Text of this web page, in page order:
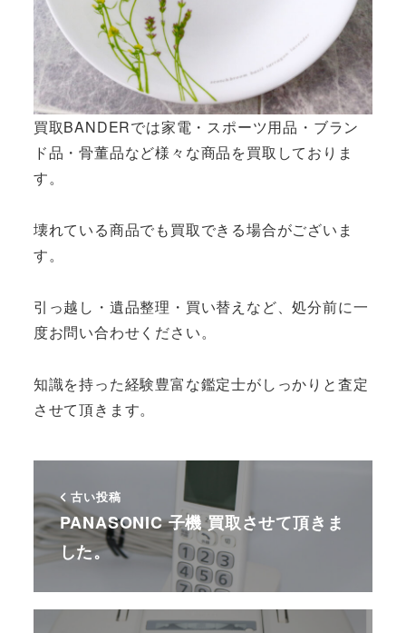
買取BANDERでは家電・スポーツ用品・ブラン
ド品・骨董品など様々な商品を買取しておりま
す。
壊れている商品でも買取できる場合がございま
す。
引っ越し・遺品整理・買い替えなど、処分前に一
度お問い合わせください。
知識を持った経験豊富な鑑定士がしっかりと査定
させて頂きます。
古い投稿
PANASONIC 子機 買取させて頂きま
した。